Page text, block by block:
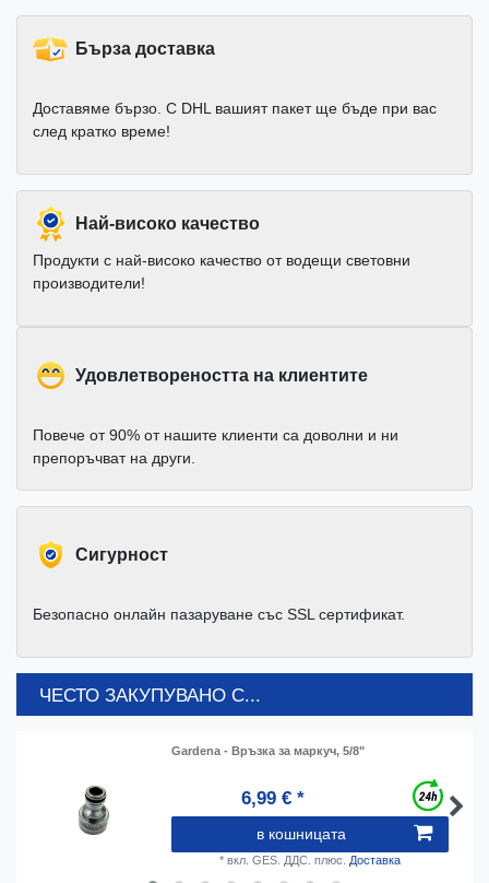
Бърза доставка
Доставяме бързо. С DHL вашият пакет ще бъде при вас
след кратко време!
Най-високо качество
Продукти с най-високо качество от водещи световни
производители!
Удовлетвореността на клиентите
Повече от 90% от нашите клиенти са доволни и ни
препоръчват на други.
Cигурност
Безопасно онлайн пазаруване със SSL сертификат.
ЧЕСТО ЗАКУПУВАНО С...
Gardena - Връзка за маркуч, 5/8"
6,99 € *
в кошницата
* вкл. GES. ДДС. плюс. Доставка